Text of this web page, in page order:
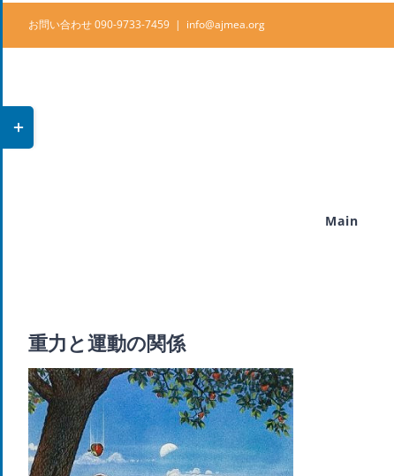
お問い合わせ 090-9733-7459 | info@ajmea.org
Main
重力と運動の関係
View
Larger
Image
Toggle
Sliding